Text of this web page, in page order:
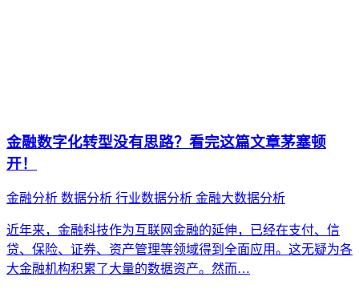
金融数字化转型没有思路？看完这篇文章茅塞顿
开！
金融分析 数据分析 行业数据分析 金融大数据分析
近年来，金融科技作为互联网金融的延伸，已经在支付、信
贷、保险、证券、资产管理等领域得到全面应用。这无疑为各
大金融机构积累了大量的数据资产。然而…